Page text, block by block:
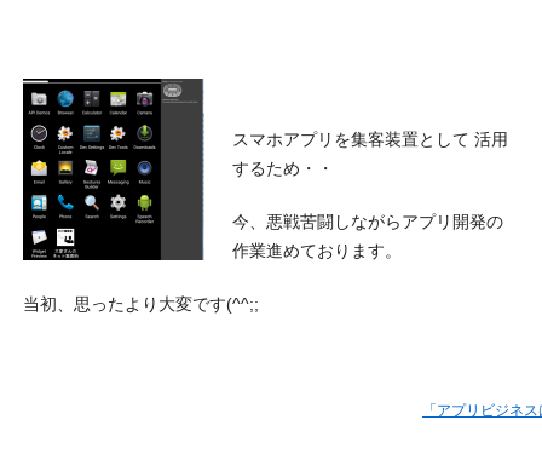
スマホアプリを集客装置として 活用
するため・・
今、悪戦苦闘しながらアプリ開発の
作業進めております。
当初、思ったより大変です(^^;;
「アプリビジネ
サラリーマン大家さんを応援！マンション経営、アパート経営の空室
ム、大家さん自ら行うネット集客、コンセプト賃貸の導入を研究する
on書籍出版、多拠点居住の暮らしぶり、旅行業務取扱管理者、宅建等